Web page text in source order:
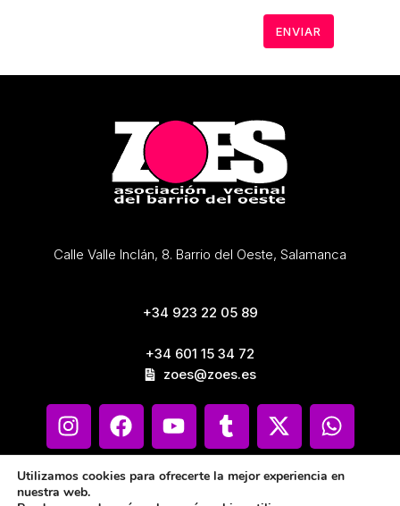
Calle Valle Inclán, 8. Barrio del Oeste, Salamanca
+34 923 22 05 89
+34 601 15 34 72
zoes@zoes.es
Utilizamos cookies para ofrecerte la mejor experiencia en
nuestra web.